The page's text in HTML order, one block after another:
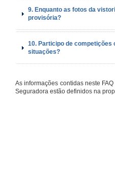
9. Enquanto as fotos da
provisória?
10. Participo de competições
situações?
As informações contidas neste
Seguradora estão definidos na